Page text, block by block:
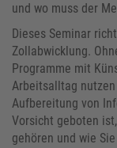
und wo muss der
​Dieses Seminar
Zollabwicklung.
Programme mit
Arbeitsalltag
Aufbereitung von
Vorsicht geboten
gehören und wie